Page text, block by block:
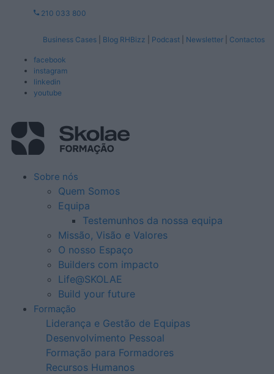
210 033 800
Business Cases Blog RHBizz Podcast Newsletter Contactos
facebook
instagram
linkedin
youtube
Sobre nós
Quem Somos
Equipa
Testemunhos da nossa equipa
Missão, Visão e Valores
O nosso Espaço
Builders com impacto
Life@SKOLAE
Build your future
Formação
Liderança e Gestão de Equipas
Desenvolvimento Pessoal
Formação para Formadores
Recursos Humanos